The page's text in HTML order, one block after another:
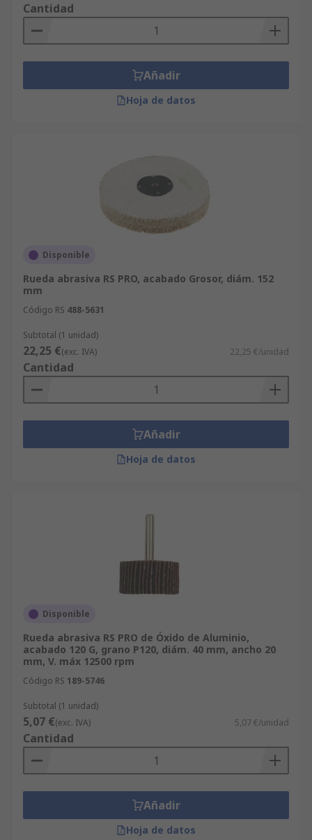
Cantidad
Añadir
Hoja de datos
Disponible
Rueda abrasiva RS PRO, acabado Grosor, diám. 152
mm
Código RS 488-5631
Subtotal (1 unidad)
22,25 €(exc. IVA) 22,25 €/unidad
Cantidad
Añadir
Hoja de datos
Disponible
Rueda abrasiva RS PRO de Óxido de Aluminio,
acabado 120 G, grano P120, diám. 40 mm, ancho 20
mm, V. máx 12500 rpm
Código RS 189-5746
Subtotal (1 unidad)
5,07 €(exc. IVA) 5,07 €/unidad
Cantidad
Añadir
Hoja de datos